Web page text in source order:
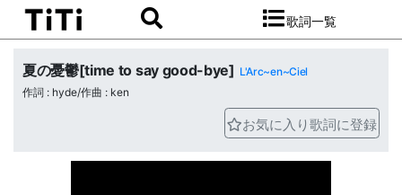
歌詞一覧
夏の憂鬱[time to say good-bye] L'Arc~en~Ciel
作詞 : hyde/作曲 : ken
お気に入り歌詞に登録